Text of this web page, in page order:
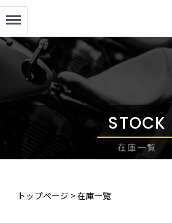
STOCK
在庫一覧
トップページ >在庫一覧